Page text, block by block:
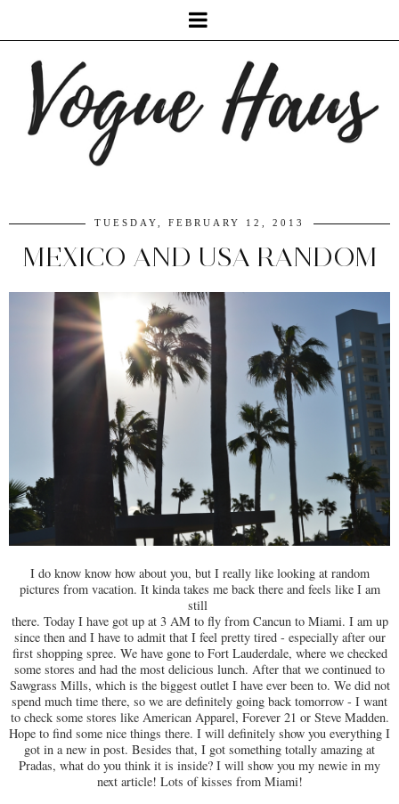
TUESDAY, FEBRUARY 12, 2013
MEXICO AND USA RANDOM
I do know know how about you, but I really like looking at random
pictures from vacation. It kinda takes me back there and feels like I am
still
there. Today I have got up at 3 AM to fly from Cancun to Miami. I am up
since then and I have to admit that I feel pretty tired - especially after our
first shopping spree. We have gone to Fort Lauderdale, where we checked
some stores and had the most delicious lunch. After that we continued to
Sawgrass Mills, which is the biggest outlet I have ever been to. We did not
spend much time there, so we are definitely going back tomorrow - I want
to check some stores like American Apparel, Forever 21 or Steve Madden.
Hope to find some nice things there. I will definitely show you everything I
got in a new in post. Besides that, I got something totally amazing at
Pradas, what do you think it is inside? I will show you my newie in my
next article! Lots of kisses from Miami!